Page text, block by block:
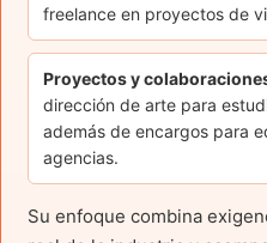
freelance en proyectos de
Proyectos y
dirección de arte para
además de encargos para
agencias.
Su enfoque combina